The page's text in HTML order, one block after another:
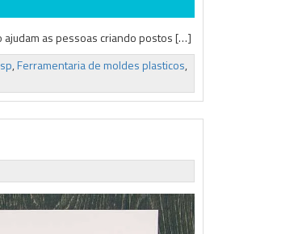
ajudam as pessoas criando postos […]
,Ferramentaria de moldes plasticos,